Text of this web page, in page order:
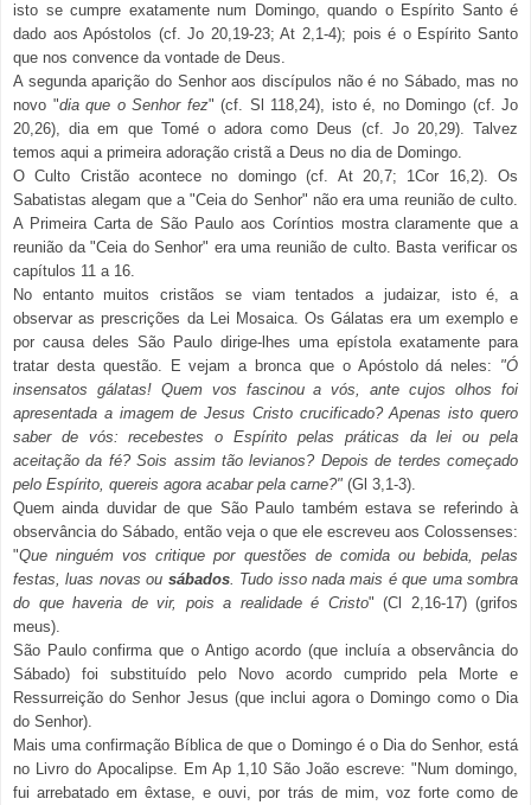
isto se cumpre exatamente num Domingo, quando o Espírito Santo é
dado aos Apóstolos (cf. Jo 20,19-23; At 2,1-4); pois é o Espírito Santo
que nos convence da vontade de Deus.
A segunda aparição do Senhor aos discípulos não é no Sábado, mas no
novo "dia que o Senhor fez" (cf. Sl 118,24), isto é, no Domingo (cf. Jo
20,26), dia em que Tomé o adora como Deus (cf. Jo 20,29). Talvez
temos aqui a primeira adoração cristã a Deus no dia de Domingo.
O Culto Cristão acontece no domingo (cf. At 20,7; 1Cor 16,2). Os
Sabatistas alegam que a "Ceia do Senhor" não era uma reunião de culto.
A Primeira Carta de São Paulo aos Coríntios mostra claramente que a
reunião da "Ceia do Senhor" era uma reunião de culto. Basta verificar os
capítulos 11 a 16.
No entanto muitos cristãos se viam tentados a judaizar, isto é, a
observar as prescrições da Lei Mosaica. Os Gálatas era um exemplo e
por causa deles São Paulo dirige-lhes uma epístola exatamente para
tratar desta questão. E vejam a bronca que o Apóstolo dá neles: "Ó
insensatos gálatas! Quem vos fascinou a vós, ante cujos olhos foi
apresentada a imagem de Jesus Cristo crucificado? Apenas isto quero
saber de vós: recebestes o Espírito pelas práticas da lei ou pela
aceitação da fé? Sois assim tão levianos? Depois de terdes começado
pelo Espírito, quereis agora acabar pela carne?" (Gl 3,1-3).
Quem ainda duvidar de que São Paulo também estava se referindo à
observância do Sábado, então veja o que ele escreveu aos Colossenses:
"Que ninguém vos critique por questões de comida ou bebida, pelas
festas, luas novas ou sábados. Tudo isso nada mais é que uma sombra
do que haveria de vir, pois a realidade é Cristo" (Cl 2,16-17) (grifos
meus).
São Paulo confirma que o Antigo acordo (que incluía a observância do
Sábado) foi substituído pelo Novo acordo cumprido pela Morte e
Ressurreição do Senhor Jesus (que inclui agora o Domingo como o Dia
do Senhor).
Mais uma confirmação Bíblica de que o Domingo é o Dia do Senhor, está
no Livro do Apocalipse. Em Ap 1,10 São João escreve: "Num domingo,
fui arrebatado em êxtase, e ouvi, por trás de mim, voz forte como de